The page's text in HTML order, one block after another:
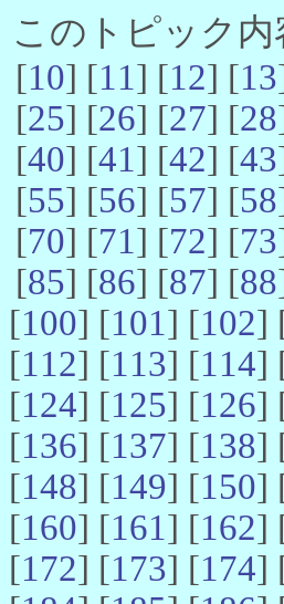
このトピック
[10] [11] [12] [13
[25] [26] [27] [28
[40] [41] [42] [43
[55] [56] [57] [58
[70] [71] [72] [73
[85] [86] [87] [88
[100] [101] [102]
[112] [113] [114]
[124] [125] [126]
[136] [137] [138]
[148] [149] [150]
[160] [161] [162]
[172] [173] [174]